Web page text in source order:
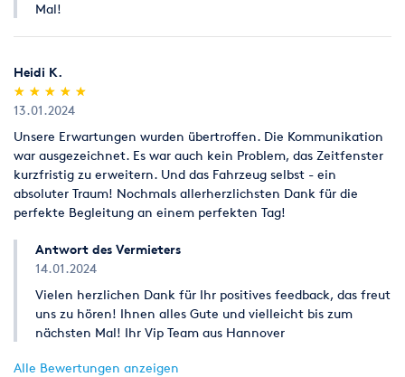
Mal!
Heidi K.
(*)
★
★
(*) ★
★
(*) ★
★
(*) ★
★
(*) ★
★
13.01.2024
Unsere Erwartungen wurden übertroffen. Die Kommunikation
war ausgezeichnet. Es war auch kein Problem, das Zeitfenster
kurzfristig zu erweitern. Und das Fahrzeug selbst - ein
absoluter Traum! Nochmals allerherzlichsten Dank für die
perfekte Begleitung an einem perfekten Tag!
Antwort des Vermieters
14.01.2024
Vielen herzlichen Dank für Ihr positives feedback, das freut
uns zu hören! Ihnen alles Gute und vielleicht bis zum
nächsten Mal! Ihr Vip Team aus Hannover
Alle Bewertungen anzeigen